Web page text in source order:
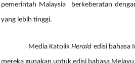
pemerintah Malaysia
berkeberatan
yang lebih tinggi.
Media KatolikHerald edisi bahasa